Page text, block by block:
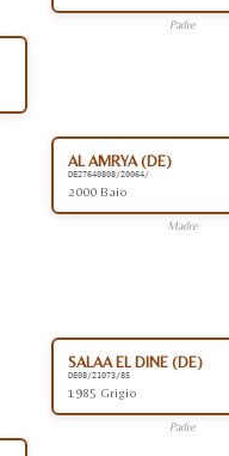
Padre
AL AMRYA (DE)
DE27640808/20064/
2000 Baio
Madre
SALAA EL DINE (DE)
DE08/21073/85
1985 Grigio
Padre